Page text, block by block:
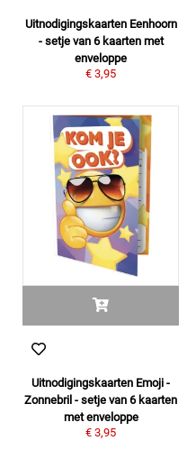
Uitnodigingskaarten Eenhoorn
- setje van 6 kaarten met
enveloppe
€ 3,95
Uitnodigingskaarten Emoji -
Zonnebril - setje van 6 kaarten
met enveloppe
€ 3,95